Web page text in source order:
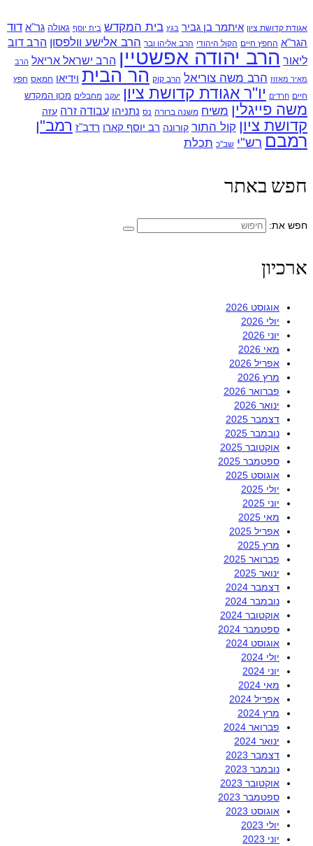
אגודת קדושת ציון איתמר בן גביר בגץ בית המקדש בית יוסף גאולה גר"א דוד
הגר"א החפץ חיים הקול היהודי הרב אליהו ובר הרב אלישע וולפסון הרב דוב
ליאור הרב יהודה אפשטיין הרב ישראל אריאל הרב
מאיר מאזוז הרב משה צוריאל הרב קוק הר הבית וידיאו חמאס חפץ
חיים חרדים יו"ר אגודת קדושת ציון יעקב מחבלים מכון המקדש
משה פייגלין משיח משנה ברורה נס נתניהו עבודה זרה עזה
קדושת ציון קול התור קורונה רב יוסף קארו רדב"ז רמב"ן
רמבם רש"י שב"כ תכלת
חפש באתר
חפש את:
ארכיון
אוגוסט 2026
יולי 2026
יוני 2026
מאי 2026
אפריל 2026
מרץ 2026
פברואר 2026
ינואר 2026
דצמבר 2025
נובמבר 2025
אוקטובר 2025
ספטמבר 2025
אוגוסט 2025
יולי 2025
יוני 2025
מאי 2025
אפריל 2025
מרץ 2025
פברואר 2025
ינואר 2025
דצמבר 2024
נובמבר 2024
אוקטובר 2024
ספטמבר 2024
אוגוסט 2024
יולי 2024
יוני 2024
מאי 2024
אפריל 2024
מרץ 2024
פברואר 2024
ינואר 2024
דצמבר 2023
נובמבר 2023
אוקטובר 2023
ספטמבר 2023
אוגוסט 2023
יולי 2023
יוני 2023